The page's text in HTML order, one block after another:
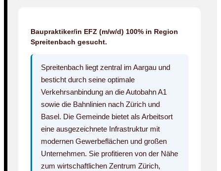
Baupraktiker/in EFZ (m/w/d) 100% in Region
Spreitenbach gesucht.
Spreitenbach liegt zentral im Aargau und
besticht durch seine optimale
Verkehrsanbindung an die Autobahn A1
sowie die Bahnlinien nach Zürich und
Basel. Die Gemeinde bietet als Arbeitsort
eine ausgezeichnete Infrastruktur mit
modernen Gewerbeflächen und großen
Unternehmen. Sie profitieren von der Nähe
zum wirtschaftlichen Zentrum Zürich,